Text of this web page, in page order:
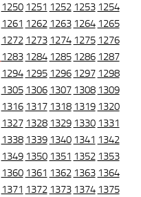
1250 1251 1252 1253 1254
1261 1262 1263 1264 1265
1272 1273 1274 1275 1276
1283 1284 1285 1286 1287
1294 1295 1296 1297 1298
1305 1306 1307 1308 1309
1316 1317 1318 1319 1320
1327 1328 1329 1330 1331
1338 1339 1340 1341 1342
1349 1350 1351 1352 1353
1360 1361 1362 1363 1364
1371 1372 1373 1374 1375